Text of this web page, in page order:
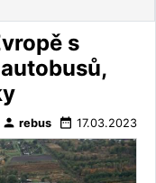
s
person rebus date_range 17.03.2023